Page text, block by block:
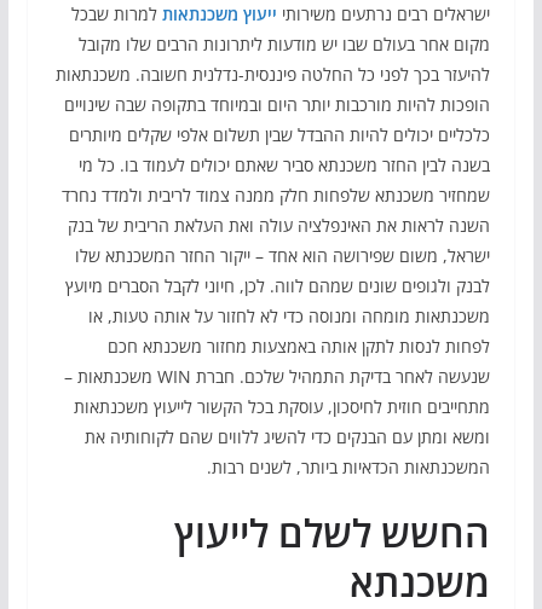
ישראלים רבים נרתעים משירותי ייעוץ משכנתאותלמרות שבכל
מקום אחר בעולם שבו יש מודעות ליתרונות הרבים שלו מקובל
להיעזר בכך לפני כל החלטה פיננסית-נדלנית חשובה. משכנתאות
הופכות להיות מורכבות יותר היום ובמיוחד בתקופה שבה שינויים
כלכליים יכולים להיות ההבדל שבין תשלום אלפי שקלים מיותרים
בשנה לבין החזר משכנתא סביר שאתם יכולים לעמוד בו. כל מי
שמחזיר משכנתא שלפחות חלק ממנה צמוד לריבית ולמדד נחרד
השנה לראות את האינפלציה עולה ואת העלאת הריבית של בנק
ישראל, משום שפירושה הוא אחד – ייקור החזר המשכנתא שלו
לבנק ולגופים שונים שמהם לווה. לכן, חיוני לקבל הסברים מיועץ
משכנתאות מומחה ומנוסה כדי לא לחזור על אותה טעות, או
לפחות לנסות לתקן אותה באמצעות מחזור משכנתא חכם
שנעשה לאחר בדיקת התמהיל שלכם. חברת WIN משכנתאות –
מתחייבים חוזית לחיסכון, עוסקת בכל הקשור לייעוץ משכנתאות
ומשא ומתן עם הבנקים כדי להשיג ללווים שהם לקוחותיה את
המשכנתאות הכדאיות ביותר, לשנים רבות.
החשש לשלם לייעוץ
משכנתא